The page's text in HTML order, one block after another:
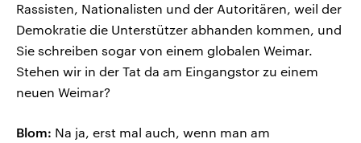
Rassisten, Nationalisten und der Autoritären, weil der
Demokratie die Unterstützer abhanden kommen, und
Sie schreiben sogar von einem globalen Weimar.
Stehen wir in der Tat da am Eingangstor zu einem
neuen Weimar?
Blom: Na ja, erst mal auch, wenn man am